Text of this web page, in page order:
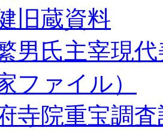
旧蔵資料
男氏主宰現
ファイル）
寺院重宝調